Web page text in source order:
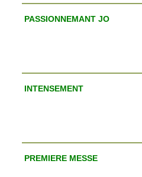
PASSIONNEMANT JO
INTENSEMENT
PREMIERE MESSE